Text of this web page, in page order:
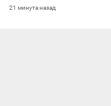
21 минута назад